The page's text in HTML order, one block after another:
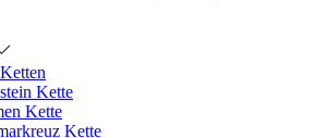
Kette
Kette
Kette